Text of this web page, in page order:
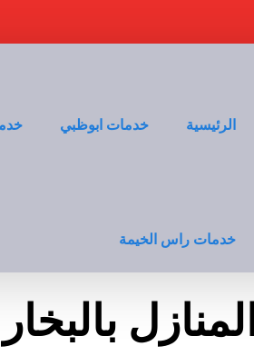
الرئيسية خدمات ابوظبي
خدمات راس الخيمة
بالبخار